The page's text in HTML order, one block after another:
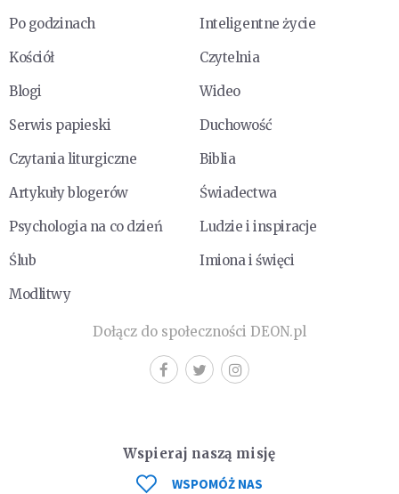
Po godzinach
Inteligentne życie
Kościół
Czytelnia
Blogi
Wideo
Serwis papieski
Duchowość
Czytania liturgiczne
Biblia
Artykuły blogerów
Świadectwa
Psychologia na co dzień
Ludzie i inspiracje
Ślub
Imiona i święci
Modlitwy
Dołącz do społeczności DEON.pl
Wspieraj naszą misję
WSPOMÓŻ NAS